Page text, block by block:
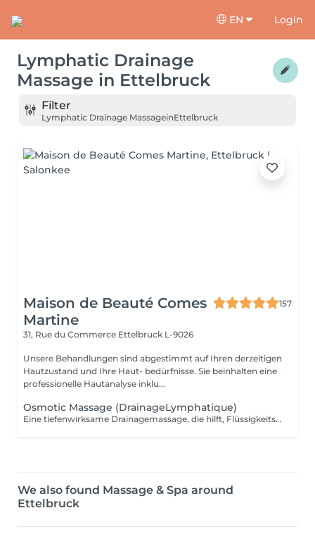
EN Login
Lymphatic Drainage
Massage in Ettelbruck
Filter
Lymphatic Drainage MassageinEttelbruck
Maison de Beauté Comes
Martine
157
31, Rue du Commerce Ettelbruck L-9026
Unsere Behandlungen sind abgestimmt auf Ihren derzeitigen
Hautzustand und Ihre Haut- bedürfnisse. Sie beinhalten eine
professionelle Hautanalyse inklu...
Osmotic Massage (DrainageLymphatique)
Eine tiefenwirksame Drainagemassage, die hilft, Flüssigkeitseinlagerungen zu reduzieren und ein Gefühl von Leichtigkeit und Vitalität fördert. Gleichzeitig werden die Muskeln gezielt behandelt, was einen sofortigen straffenden Effekt erzielt. Die synergetische Wirkung der Massage in Kombination mit der Body Strategist Cream Mud verstärkt die entwässernden und straffenden Effekte und sorgt bereits nach der ersten Anwendung für sichtbare Ergebnisse.
We also found Massage & Spa around
Ettelbruck